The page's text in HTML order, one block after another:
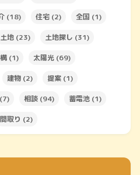
(18) 住宅 (2) 全国 (1)
土地 (23) 土地探し (31)
(1) 太陽光 (69)
建物 (2) 提案 (1)
(7) 相談 (94) 蓄電池 (1)
間取り (2)